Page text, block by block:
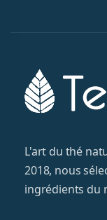
L'art du thé
2018, nous
ingrédients du